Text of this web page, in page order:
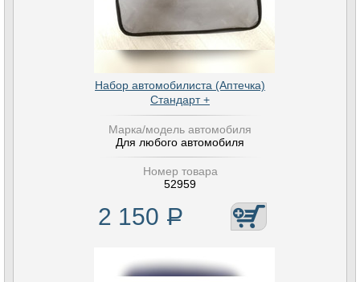
Набор автомобилиста (Аптечка)
Стандарт +
Марка/модель автомобиля
Для любого автомобиля
Номер товара
52959
2 150 Р